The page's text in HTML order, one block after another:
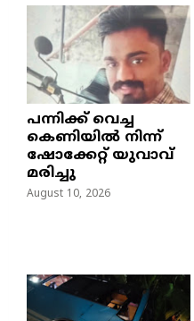
പന്നിക്ക് വെച്ച
കെണിയിൽ നിന്ന്
ഷോക്കേറ്റ് യുവാവ്
മരിച്ചു
August 10, 2026